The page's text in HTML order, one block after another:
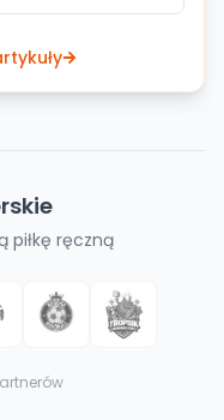
piłkę ręczną